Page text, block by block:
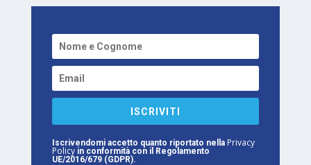
ISCRIVITI
Iscrivendomi accetto quanto riportato nella Privacy
Policyin conformità con il Regolamento
UE/2016/679 (GDPR).